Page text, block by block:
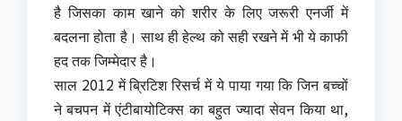
है जिसका काम खाने को शरीर के लिए जरूरी एनर्जी में
बदलना होता है। साथ ही हेल्थ को सही रखने में भी ये काफी
हद तक जिम्मेदार है।
साल 2012 में ब्रिटिश रिसर्च में ये पाया गया कि जिन बच्चों
ने बचपन में एंटीबायोटिक्स का बहुत ज्यादा सेवन किया था,